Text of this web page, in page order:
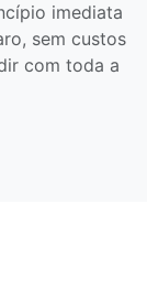
imediata
sem custos
com toda a